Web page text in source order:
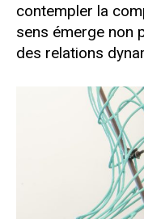
contempler la
sens émerge non
des relations